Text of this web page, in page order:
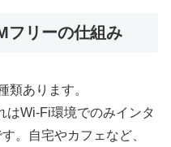
フリーの仕組み
類あります。
はWi-Fi環境でのみインタ
。自宅やカフェなど、